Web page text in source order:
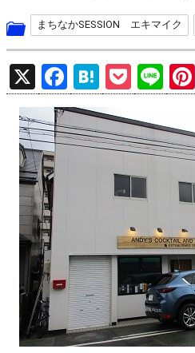
まちなかSESSION エキマイク
X
F
a
ce
b
H
at
e
n
P
o
ck
et
Li
n
e